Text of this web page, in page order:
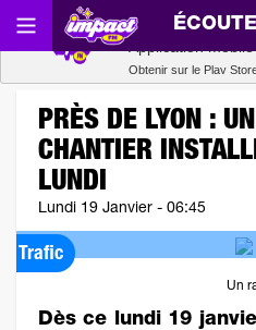
PRÈS DE LYON :
CHANTIER
LUNDI
Lundi 19 Janvier - 06:45
Trafic
Un
Dès ce lundi 19
Radio SCOOP
Obtenir sur le Play